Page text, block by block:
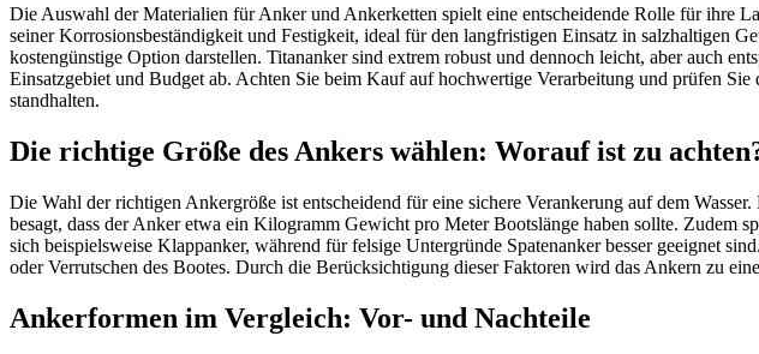
Die Auswahl der Materialien für Anker und Ankerketten spielt eine entscheidende Rolle für ihre
seiner Korrosionsbeständigkeit und Festigkeit, ideal für den langfristigen Einsatz in salzhaltigen
kostengünstige Option darstellen. Titananker sind extrem robust und dennoch leicht, aber auch
Einsatzgebiet und Budget ab. Achten Sie beim Kauf auf hochwertige Verarbeitung und prüfen
standhalten.
Die richtige Größe des Ankers wählen: Worauf ist zu
Die Wahl der richtigen Ankergröße ist entscheidend für eine sichere Verankerung auf dem
besagt, dass der Anker etwa ein Kilogramm Gewicht pro Meter Bootslänge haben sollte. Zudem
sich beispielsweise Klappanker, während für felsige Untergründe Spatenanker besser geeignet
oder Verrutschen des Bootes. Durch die Berücksichtigung dieser Faktoren wird das Ankern zu
Ankerformen im Vergleich: Vor- und Nachteile